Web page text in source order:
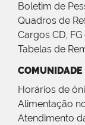
Boletim de
Quadros de
Cargos CD, FG
Tabelas de
COMUNIDADE
Horários de
Alimentação
Atendimento